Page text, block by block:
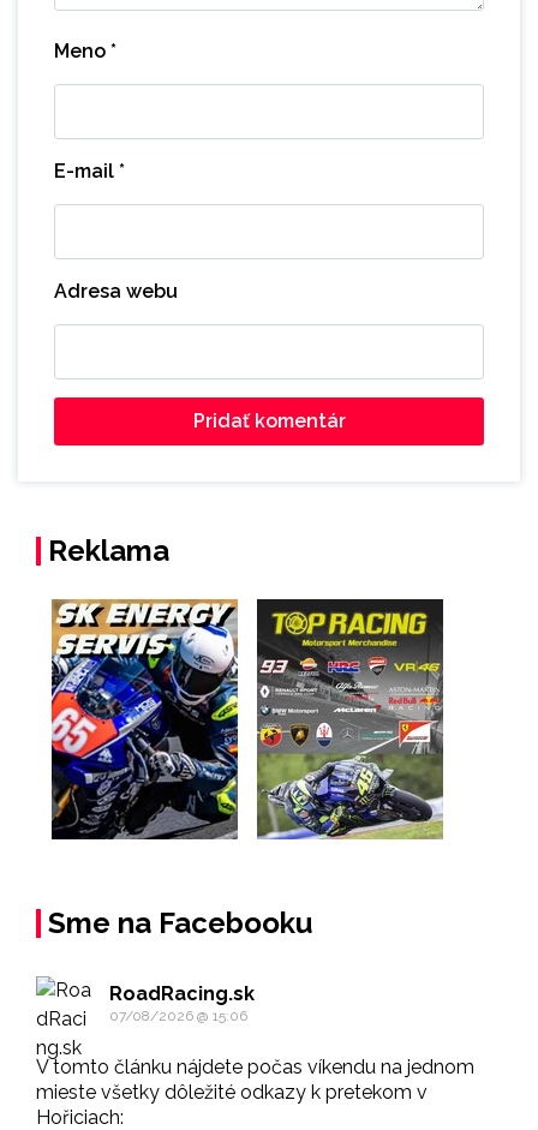
Meno *
E-mail *
Adresa webu
Reklama
Sme na Facebooku
RoadRacing.sk
07/08/2026 @ 15:06
V tomto článku nájdete počas víkendu na jednom
mieste všetky dôležité odkazy k pretekom v
Hořiciach: